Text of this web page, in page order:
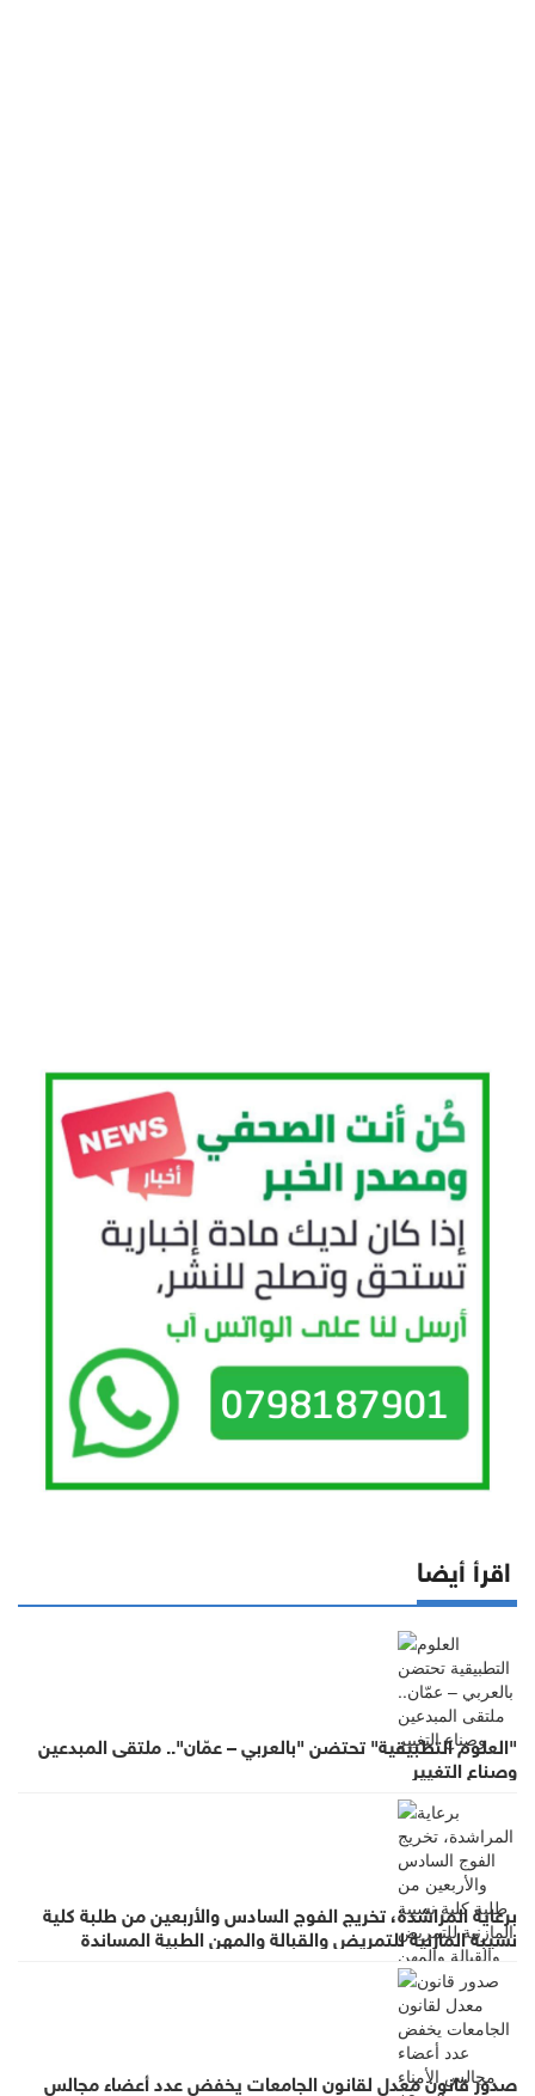
اقرأ أيضا
"العلوم التطبيقية" تحتضن "بالعربي – عمّان".. ملتقى المبدعين
وصناع التغيير
برعاية المراشدة، تخريج الفوج السادس والأربعين من طلبة كلية
نسيبة المازنية للتمريض والقبالة والمهن الطبية المساندة
صدور قانون معدل لقانون الجامعات يخفض عدد أعضاء مجالس